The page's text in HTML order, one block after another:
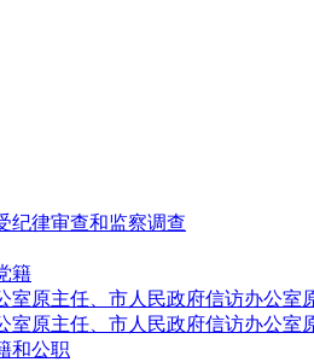
纪律审查和监察调查
籍
原主任、市人民政府信访办公
原主任、市人民政府信访办公室
和公职